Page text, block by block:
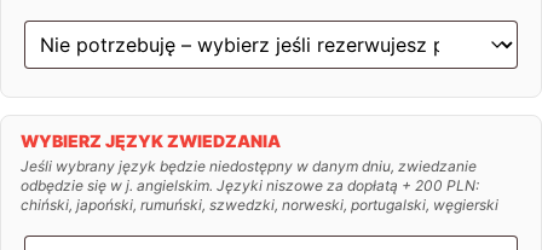
WYBIERZ JĘZYK ZWIEDZANIA
Jeśli wybrany język będzie niedostępny w danym dniu, zwiedzanie
odbędzie się w j. angielskim. Języki niszowe za dopłatą + 200 PLN:
chiński, japoński, rumuński, szwedzki, norweski, portugalski, węgierski